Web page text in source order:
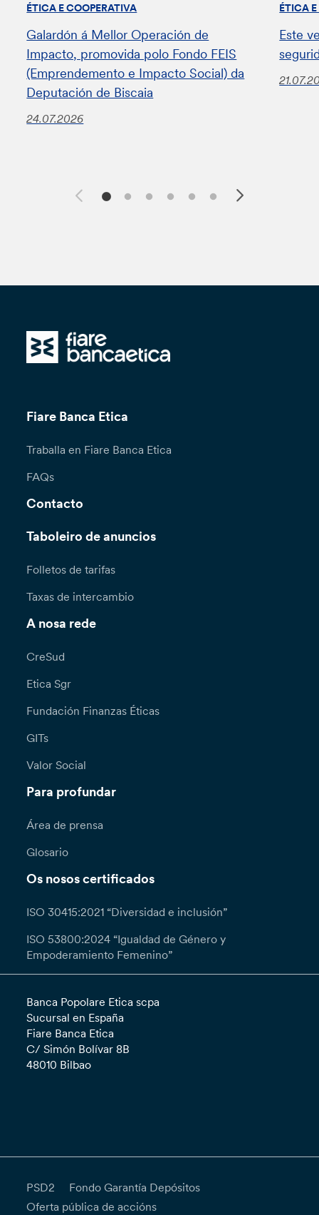
ÉTICA E COOPERATIVA
Galardón á Mellor Operación de
Impacto, promovida polo Fondo FEIS
(Emprendemento e Impacto Social) da
Deputación de Biscaia
24.07.2026
ÉTICA
Este
Fiare Banca Etica
Traballa en Fiare Banca Etica
FAQs
Contacto
Taboleiro de anuncios
Folletos de tarifas
Taxas de intercambio
A nosa rede
CreSud
Etica Sgr
Fundación Finanzas Éticas
GITs
Valor Social
Para profundar
Área de prensa
Glosario
Os nosos certificados
ISO 30415:2021 “Diversidad e inclusión”
ISO 53800:2024 “Igualdad de Género y
Empoderamiento Femenino”
Banca Popolare Etica scpa
Sucursal en España
Fiare Banca Etica
C/ Simón Bolívar 8B
48010 Bilbao
PSD2
Fondo Garantía Depósitos
Oferta pública de accións